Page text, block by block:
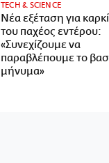
ΤECH & SCIENCE
Νέα εξέταση για
του παχέος εντέρου:
«Συνεχίζουμε να
παραβλέπουμε το
μήνυμα»